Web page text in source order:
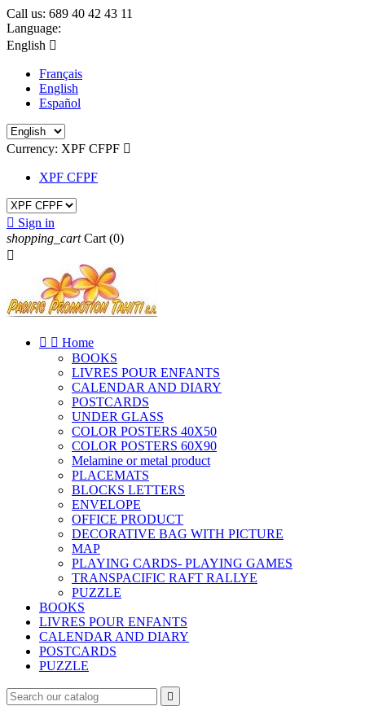
Call us: 689 40 42 43 11
Language:
English 
Français
English
Español
Currency: XPF CFPF 
XPF CFPF
 Sign in
shopping_cart Cart (0)

  Home
BOOKS
LIVRES POUR ENFANTS
CALENDAR AND DIARY
POSTCARDS
UNDER GLASS
COLOR POSTERS 40X50
COLOR POSTERS 60X90
Melamine or metal product
PLACEMATS
BLOCKS LETTERS
ENVELOPE
OFFICE PRODUCT
DECORATIVE BAG WITH PICTURE
MAP
PLAYING CARDS- PLAYING GAMES
TRANSPACIFIC RAFT RALLYE
PUZZLE
BOOKS
LIVRES POUR ENFANTS
CALENDAR AND DIARY
POSTCARDS
PUZZLE
